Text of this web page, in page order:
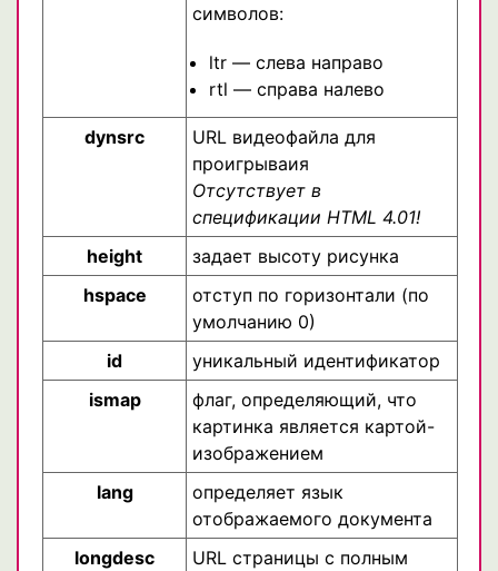
символов:
ltr — слева направо
rtl — справа налево
dynsrc
URL видеофайла для
проигрываия
Отсутствует в
спецификации HTML 4.01!
height
задает высоту рисунка
hspace
отступ по горизонтали (по
умолчанию 0)
id
уникальный идентификатор
ismap
флаг, определяющий, что
картинка является картой-
изображением
lang
определяет язык
отображаемого документа
longdesc
URL страницы с полным